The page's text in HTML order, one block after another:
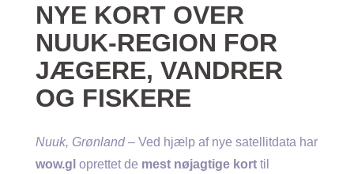
NYE KORT OVER
NUUK-REGION FOR
JÆGERE, VANDRER
OG FISKERE
Nuuk, Grønland– Ved hjælp af nye satellitdata har
wow.gl oprettet de mest nøjagtige kort til